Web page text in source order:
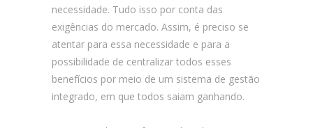
necessidade. Tudo isso por conta das
exigências do mercado. Assim, é preciso se
atentar para essa necessidade e para a
possibilidade de centralizar todos esses
benefícios por meio de um sistema de gestão
integrado, em que todos saiam ganhando.